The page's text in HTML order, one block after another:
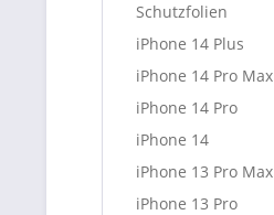
Schutzfolien
iPhone 14 Plus
iPhone 14 Pro Max
iPhone 14 Pro
iPhone 14
iPhone 13 Pro Max
iPhone 13 Pro